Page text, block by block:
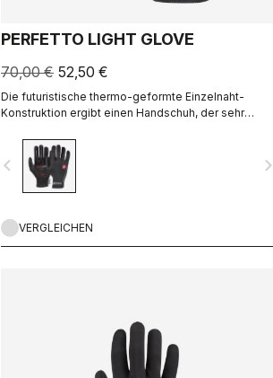
PERFETTO LIGHT GLOVE
70,00 € 52,50 €
Die futuristische thermo-geformte Einzelnaht-
Konstruktion ergibt einen Handschuh, der sehr
geschnitten und extrem komfortabel ist.
navigate_before navigate_next
VERGLEICHEN